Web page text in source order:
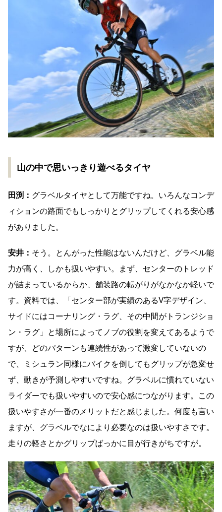
山の中で思いっきり遊べるタイヤ
田渕： グラベルタイヤとして万能ですね。いろんなコンデ
ィションの路面でもしっかりとグリップしてくれる安心感
がありました。
安井： そう。とんがった性能はないんだけど、グラベル能
力が高く、しかも扱いやすい。まず、センターのトレッド
が詰まっているからか、舗装路の転がりがなかなか軽いで
す。資料では、「センター部が実績のあるV字デザイン、
サイドにはコーナリング・ラグ、その中間がトランジショ
ン・ラグ」と場所によってノブの役割を変えてあるようで
すが、どのパターンも連続性があって激変していないの
で、ミシュラン同様にバイクを倒してもグリップが急変せ
ず、動きが予測しやすいですね。グラベルに慣れていない
ライダーでも扱いやすいので安心感につながります。この
扱いやすさが一番のメリットだと感じました。何度も言い
ますが、グラベルでなにより必要なのは扱いやすさです。
走りの軽さとかグリップばっかに目が行きがちですが。